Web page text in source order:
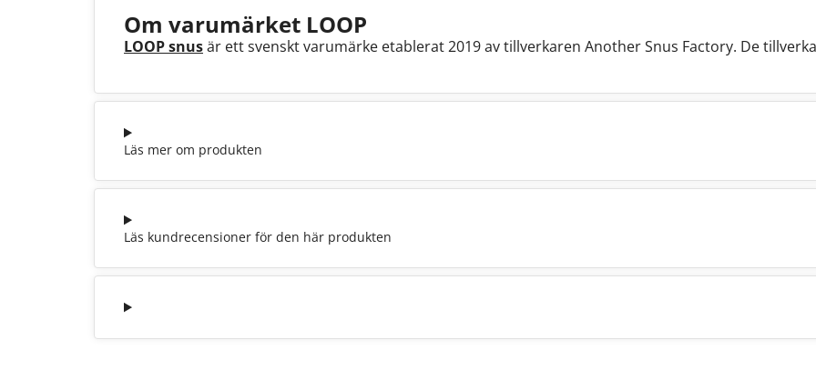
Om varumärket LOOP
LOOP snusär ett svenskt varumärke etablerat 2019 av tillverkaren Another Snus Factory. De
Läs mer om produkten
Läs kundrecensioner för den här produkten